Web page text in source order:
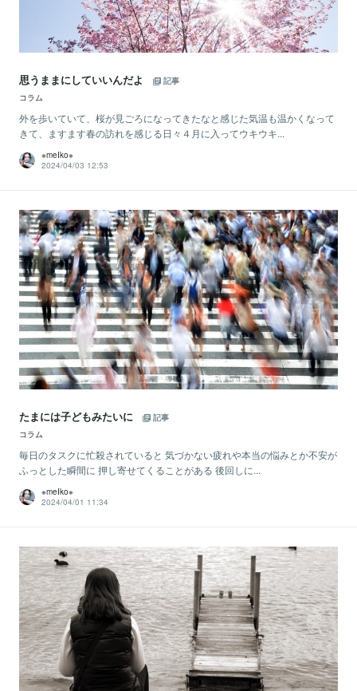
思うままにしていいんだよ
記事
コラム
外を歩いていて、桜が見ごろになってきたなと感じた気温も温かくなって
きて、ますます春の訪れを感じる日々４月に入ってウキウキ...
※meIko※
2024/04/03 12:53
たまには子どもみたいに
記事
コラム
毎日のタスクに忙殺されていると 気づかない疲れや本当の悩みとか不安が
ふっとした瞬間に 押し寄せてくることがある 後回しに...
※meIko※
2024/04/01 11:34